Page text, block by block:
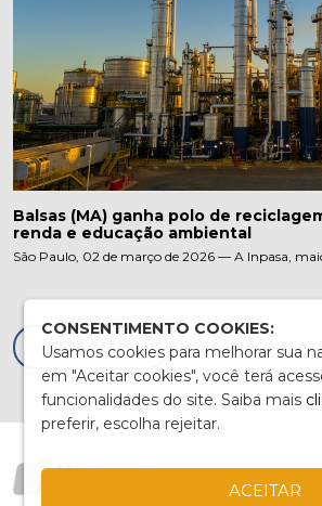
Balsas (MA) ganha polo de
renda e educação ambiental
São Paulo, 02 de março de 2026 — A Inpasa,
VEJA MAIS
CONSENTIMENTO COOKIES:
Usamos cookies para melhorar sua
em "Aceitar cookies", você terá
funcionalidades do site. Saiba mais
preferir, escolha rejeitar.
ACEITAR